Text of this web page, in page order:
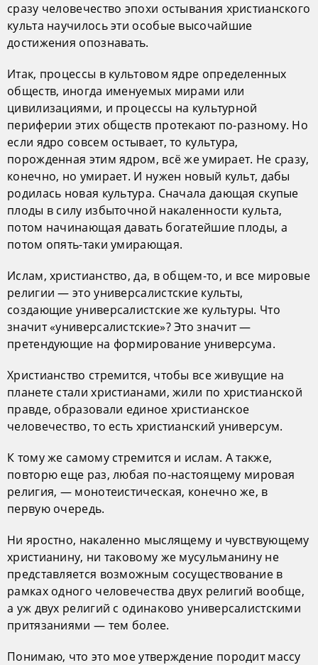
сразу человечество эпохи остывания христианского
культа научилось эти особые высочайшие
достижения опознавать.
Итак, процессы в культовом ядре определенных
обществ, иногда именуемых мирами или
цивилизациями, и процессы на культурной
периферии этих обществ протекают по-разному. Но
если ядро совсем остывает, то культура,
порожденная этим ядром, всё же умирает. Не сразу,
конечно, но умирает. И нужен новый культ, дабы
родилась новая культура. Сначала дающая скупые
плоды в силу избыточной накаленности культа,
потом начинающая давать богатейшие плоды, а
потом опять-таки умирающая.
Ислам, христианство, да, в общем-то, и все мировые
религии — это универсалистские культы,
создающие универсалистские же культуры. Что
значит «универсалистские»? Это значит —
претендующие на формирование универсума.
Христианство стремится, чтобы все живущие на
планете стали христианами, жили по христианской
правде, образовали единое христианское
человечество, то есть христианский универсум.
К тому же самому стремится и ислам. А также,
повторю еще раз, любая по-настоящему мировая
религия, — монотеистическая, конечно же, в
первую очередь.
Ни яростно, накаленно мыслящему и чувствующему
христианину, ни таковому же мусульманину не
представляется возможным сосуществование в
рамках одного человечества двух религий вообще,
а уж двух религий с одинаково универсалистскими
притязаниями — тем более.
Понимаю, что это мое утверждение породит массу